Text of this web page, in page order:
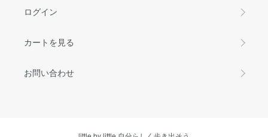
ログイン
カートを見る
お問い合わせ